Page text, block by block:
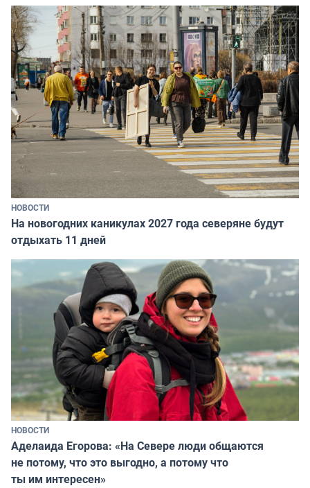
НОВОСТИ
На новогодних каникулах 2027 года северяне будут
отдыхать 11 дней
НОВОСТИ
Аделаида Егорова: «На Севере люди общаются
не потому, что это выгодно, а потому что
ты им интересен»